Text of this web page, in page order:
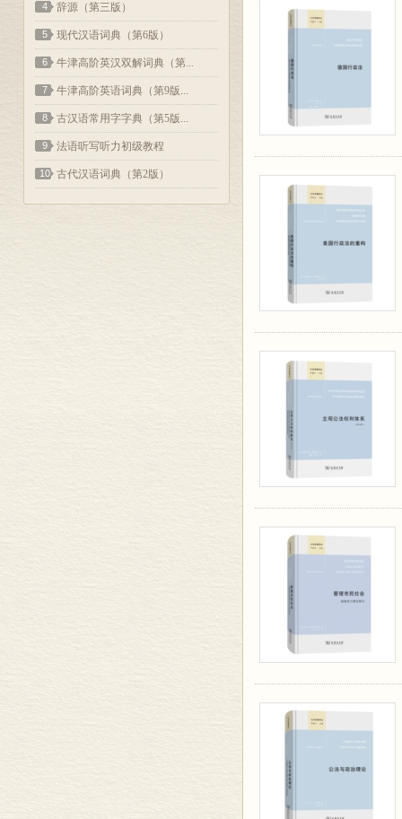
4 辞源（第三版）
5 现代汉语词典（第6版）
6 牛津高阶英汉双解词典（第...
7 牛津高阶英语词典（第9版...
8 古汉语常用字字典（第5版...
9 法语听写听力初级教程
10 古代汉语词典（第2版）